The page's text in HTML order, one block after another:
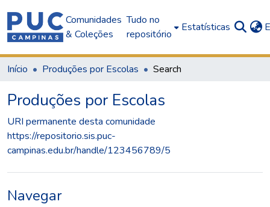
Comunidades
& Coleções
Tudo no
repositório
Estatísticas
Início Produções por Escolas Search
Produções por Escolas
URI permanente desta comunidade
https://repositorio.sis.puc-
campinas.edu.br/handle/123456789/5
Navegar